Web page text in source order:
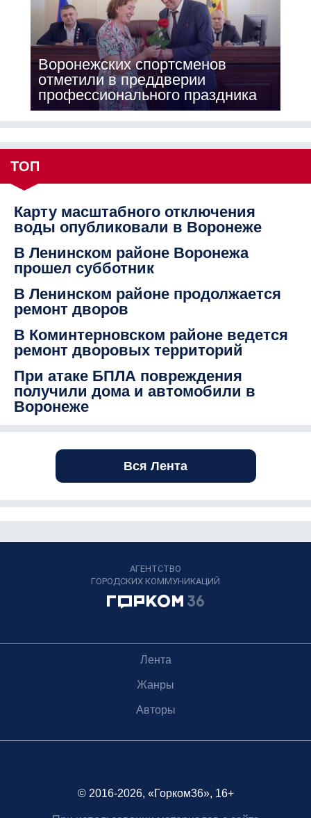
Воронежских спортсменов
отметили в преддверии
профессионального праздника
ТОП
Карту масштабного отключения
воды опубликовали в Воронеже
В Ленинском районе Воронежа
прошел субботник
В Ленинском районе продолжается
ремонт дворов
В Коминтерновском районе ведется
ремонт дворовых территорий
При атаке БПЛА повреждения
получили дома и автомобили в
Воронеже
Вся Лента
АГЕНТСТВО
ГОРОДСКИХ КОММУНИКАЦИЙ
Лента
Жанры
Авторы
© 2016-2026, «Горком36», 16+